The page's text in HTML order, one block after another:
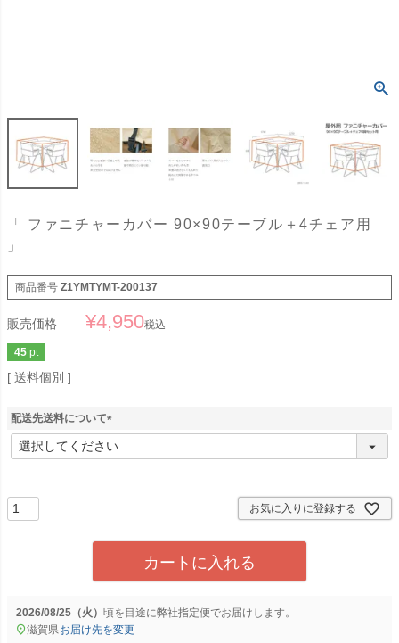
「 ファニチャーカバー 90×90テーブル＋4チェア用
」
商品番号 Z1YMTYMT-200137
販売価格 ¥4,950税込
45 pt
送料個別
配送先送料について
(
必
お気に入りに登録する
カートに入れる
2026/08/25（火） に弊社指定便でお届けします。
滋賀県お届け先を変更